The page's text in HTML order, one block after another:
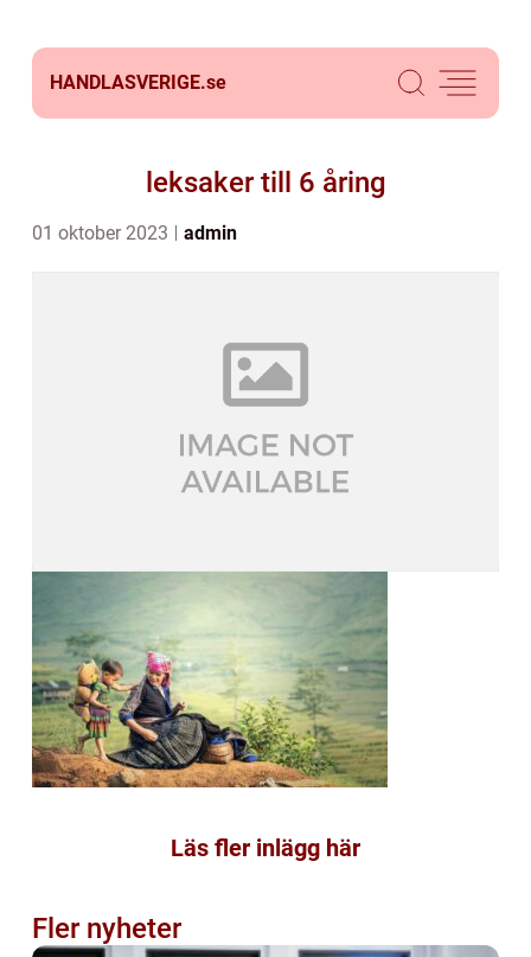
HANDLASVERIGE.se
leksaker till 6 åring
01 oktober 2023 admin
Läs fler inlägg här
Fler nyheter